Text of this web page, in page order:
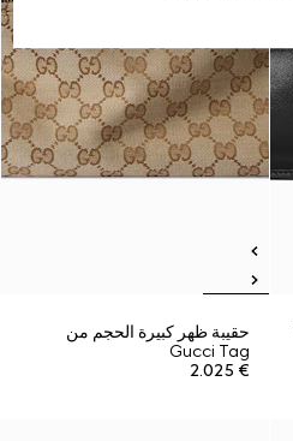
حقيبة ظهر كبيرة الحجم من
Gucci Tag
€ 2.025